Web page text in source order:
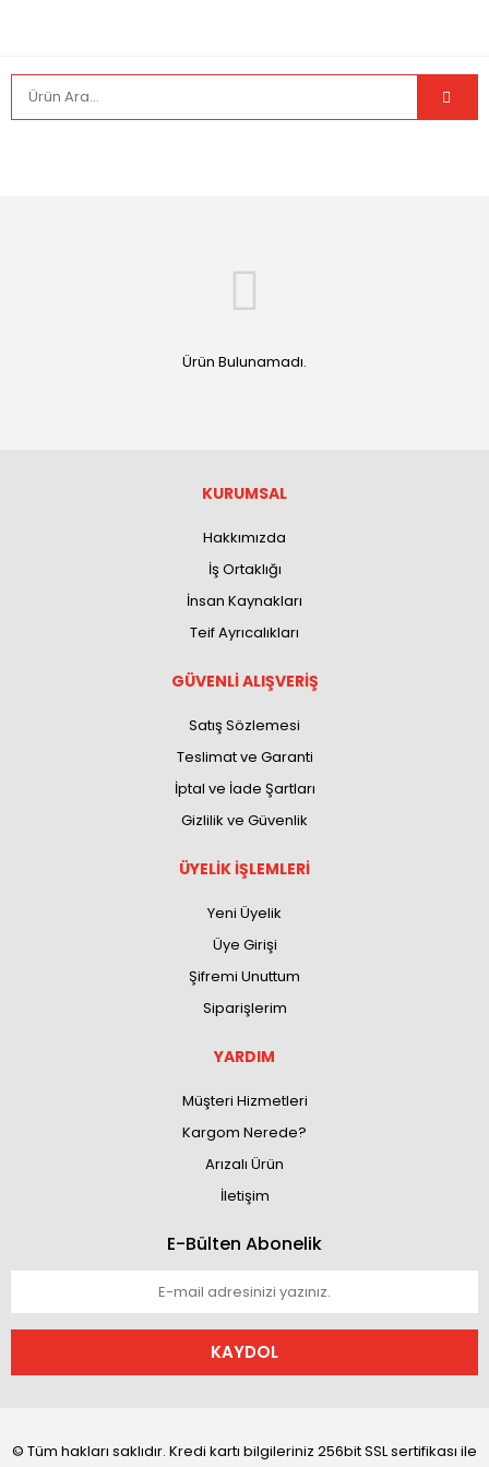
Ürün Bulunamadı.
KURUMSAL
Hakkımızda
İş Ortaklığı
İnsan Kaynakları
Teif Ayrıcalıkları
GÜVENLİ ALIŞVERİŞ
Satış Sözlemesi
Teslimat ve Garanti
İptal ve İade Şartları
Gizlilik ve Güvenlik
ÜYELİK İŞLEMLERİ
Yeni Üyelik
Üye Girişi
Şifremi Unuttum
Siparişlerim
YARDIM
Müşteri Hizmetleri
Kargom Nerede?
Arızalı Ürün
İletişim
E-Bülten Abonelik
KAYDOL
© Tüm hakları saklıdır. Kredi kartı bilgileriniz 256bit SSL sertifikası ile